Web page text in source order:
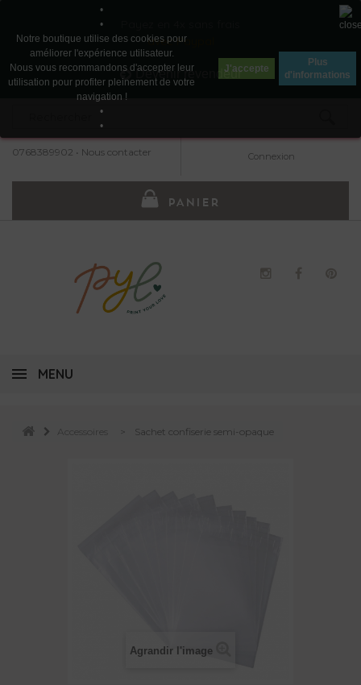
avec Paypal
Devenir revendeur
0768389902 • Nous contacter Connexion
PANIER
•
•
Notre boutique utilise des cookies pour
améliorer l'expérience utilisateur.
Nous vous recommandons d'accepter leur
utilisation pour profiter pleinement de votre
navigation !
•
•
J'accepte
Plus
d'informations
MENU
Accessoires Sachet confiserie semi-opaque
Agrandir l'image